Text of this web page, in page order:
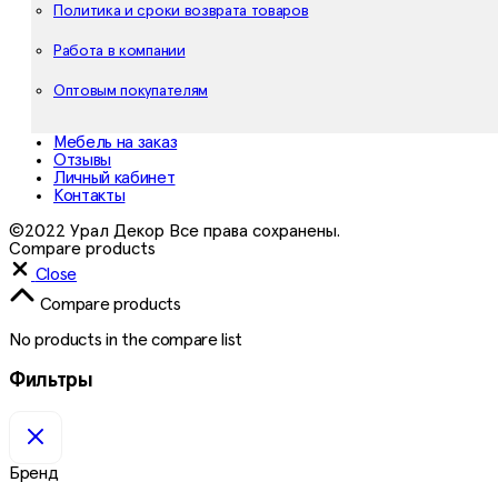
Политика и сроки возврата товаров
Работа в компании
Оптовым покупателям
Мебель на заказ
Отзывы
Личный кабинет
Контакты
©2022 Урал Декор Все права сохранены.
Compare products
Close
Compare products
No products in the compare list
Фильтры
Бренд